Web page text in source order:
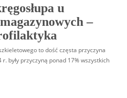
u
–
to dość częsta przyczyna
były przyczyną ponad 17% wszystkich